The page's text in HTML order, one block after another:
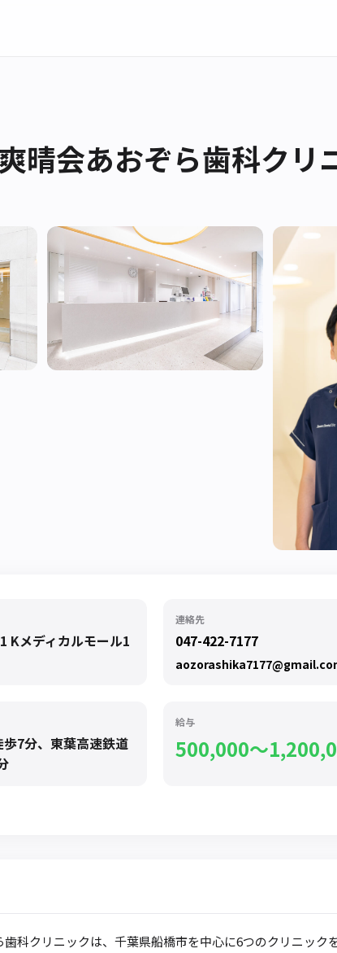
晴会あおぞら歯科クリ
Kメディカルモール1
連絡先
047-422-7177
7分、東葉高速鉄道
給与
500,000〜
科クリニックは、千葉県船橋市を中心に6つのクリニック